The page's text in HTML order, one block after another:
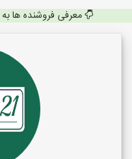
معرفی فروشنده ها